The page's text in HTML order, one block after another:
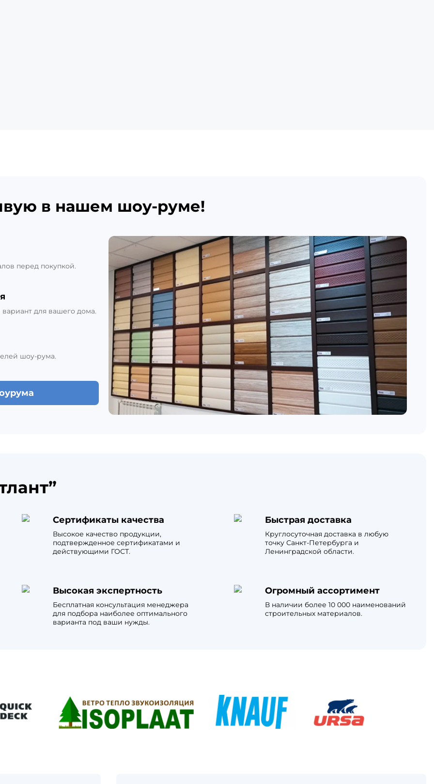
в нашем шоу-руме!
перед покупкой.
для вашего дома.
шоу-рума.
Сертификаты качества
Высокое качество продукции,
подтвержденное сертификатами и
действующими ГОСТ.
Быстрая доставка
Круглосуточная доставка в любую
точку Санкт-Петербурга и
Ленинградской области.
Высокая экспертность
Бесплатная консультация менеджера
для подбора наиболее оптимального
варианта под ваши нужды.
Огромный ассортимент
В наличии более 10 000 наименований
строительных материалов.